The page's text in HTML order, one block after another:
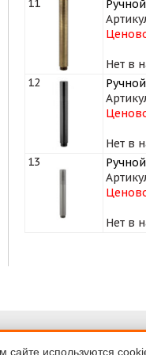
11
Нет в
12
Нет в
13
Нет в
сайте используются